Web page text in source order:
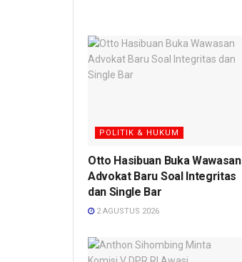
POLITIK & HUKUM
Otto Hasibuan Buka Wawasan
Advokat Baru Soal Integritas
dan Single Bar
2 AGUSTUS 2026